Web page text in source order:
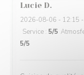
Lucie D
2026-08-06 - 12:15
Service : 5/5
5/5